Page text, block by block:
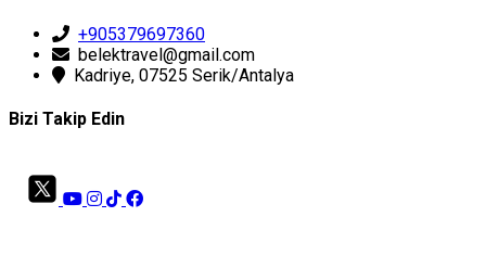
+905379697360
belektravel@gmail.com
Kadriye, 07525 Serik/Antalya
Bizi Takip Edin